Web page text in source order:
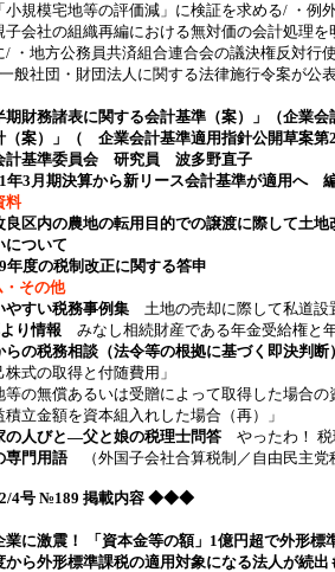
小規模宅地等の評価減」に検証を求める/ ・例
子会社の組織再編における無対価の会計処理
/ ・地方公務員共済組合連合会の議決権反対行
般社団・財団法人に関する法律施行令案が公
期財務諸表に関する会計基準（案）」（企業
（案）」（ 企業会計基準適用指針公開草案
計基準委員会 研究員 波多野直子
年3月期決算から新リース会計基準が適用へ
料
良区内の農地の転用目的での譲渡に際して土
について
年度の税制改正に関する答申
その他
やすい税務事例集 土地の売却に際して私道
り情報 みなし相続財産である年金受給権
らの税務相談（法令等の根拠に基づく即決判断
式の取得と付随費用」
の無償あるいは受贈によって取得した場合の
立金額を資本組入れした場合（再）」
の人びと―父と娘の税理士問答 やったわ！ 税
専門用語（外国子会社合算税制／自由民主党
号 №189 掲載内容 ◆◆◆
業に激震！ 「資本金等の額」1億円超で外形標
ら外形標準課税の適用対象になる法人が続出